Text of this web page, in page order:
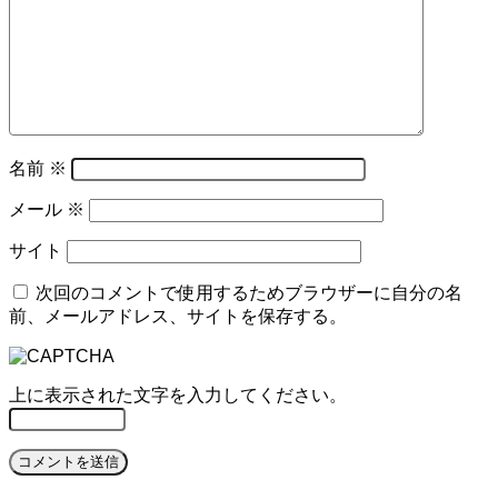
名前 ※
メール ※
サイト
次回のコメントで使用するためブラウザーに自分の名
前、メールアドレス、サイトを保存する。
上に表示された文字を入力してください。